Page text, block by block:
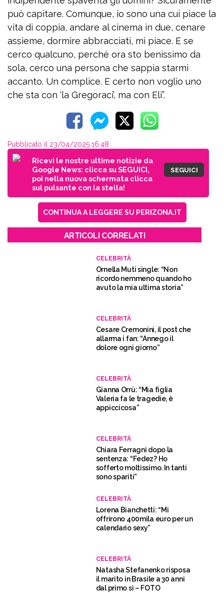
può capitare. Comunque, io sono una cui piace la
vita di coppia, andare al cinema in due, cenare
assieme, dormire abbracciati, mi piace. E se
cerco qualcuno, perché ora sto benissimo da
sola, cerco una persona che sappia starmi
accanto. Un complice. E certo non voglio uno
che sta con ‘la Gregoraci’, ma con Eli”.
Pubblicato il 23/04/2025 16:48
Ricevi le nostre ultime notizie da
Google News: clicca su SEGUICI,
poi nella nuova schermata clicca
sul pulsante con la stella!
SEGUICI
CONTINUA A LEGGERE SU PERIZONA.IT
ARTICOLI CORRELATI
CELEBRITÀ
Ornella Muti single: “Non
ricordo nemmeno quando ho
avuto la mia ultima storia”
CELEBRITÀ
Cesare Cremonini, il post che
allarma i fan: “Annego il
dolore ogni giorno”
CELEBRITÀ
Gianna Orrù: “Mia figlia
Valeria fa le tragedie, è
appiccicosa”
CELEBRITÀ
Chiara Ferragni dopo la
sentenza: “Fedez? Ho
sofferto moltissimo. In tanti
sono spariti”
CELEBRITÀ
Lorena Bianchetti: “Mi
offrirono 400mila euro per un
calendario sexy”
CELEBRITÀ
Natasha Stefanenko risposa
il marito in Brasile a 30 anni
dal primo sì – FOTO